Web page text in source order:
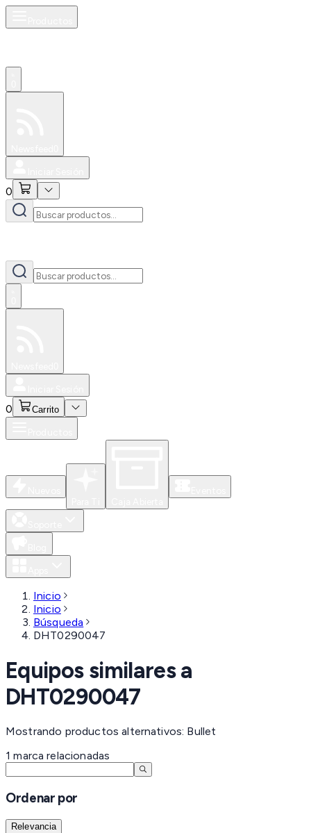
0
0 Carrito
Inicio
Inicio
Búsqueda
DHT0290047
Equipos similares a
DHT0290047
Mostrando productos alternativos: Bullet
1 marca relacionadas
Ordenar por
Relevancia